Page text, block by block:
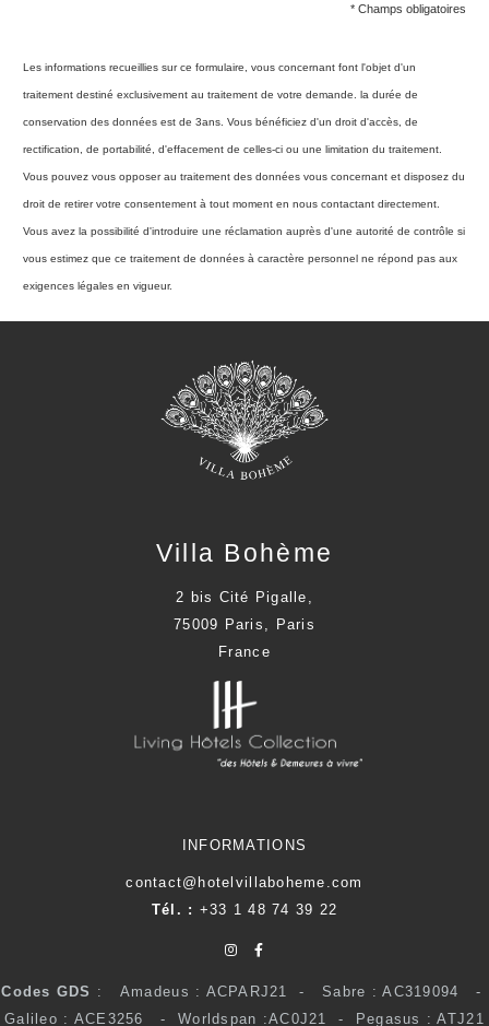
* Champs obligatoires
Les informations recueillies sur ce formulaire, vous concernant font l'objet d'un
traitement destiné exclusivement au traitement de votre demande. la durée de
conservation des données est de 3ans. Vous bénéficiez d'un droit d'accès, de
rectification, de portabilité, d'effacement de celles-ci ou une limitation du traitement.
Vous pouvez vous opposer au traitement des données vous concernant et disposez du
droit de retirer votre consentement à tout moment en nous contactant directement.
Vous avez la possibilité d'introduire une réclamation auprès d'une autorité de contrôle si
vous estimez que ce traitement de données à caractère personnel ne répond pas aux
exigences légales en vigueur.
Villa Bohème
2 bis Cité Pigalle,
75009 Paris, Paris
France
INFORMATIONS
contact@hotelvillaboheme.com
Tél. : +33 1 48 74 39 22
Codes GDS
: Amadeus : ACPARJ21 - Sabre : AC319094 -
Galileo : ACE3256 - Worldspan :AC0J21 - Pegasus : ATJ21